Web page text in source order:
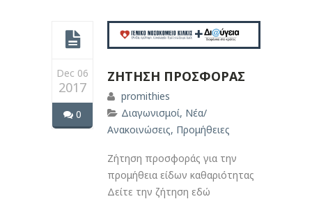
Dec 06
2017
0
ΖΗΤΗΣΗ ΠΡΟΣΦΟΡΑΣ
promithies
Διαγωνισμοί, Νέα/
Ανακοινώσεις, Προμήθειες
Ζήτηση προσφοράς για την
προμήθεια είδων καθαριότητας
Δείτε την ζήτηση εδώ